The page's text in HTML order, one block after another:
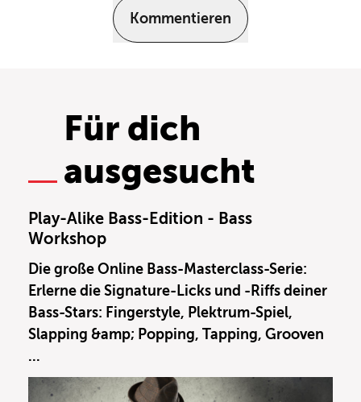
Kommentieren
Für dich
ausgesucht
Play-Alike Bass-Edition - Bass
Workshop
Die große Online Bass-Masterclass-Serie:
Erlerne die Signature-Licks und -Riffs deiner
Bass-Stars: Fingerstyle, Plektrum-Spiel,
Slapping &amp; Popping, Tapping, Grooven
...